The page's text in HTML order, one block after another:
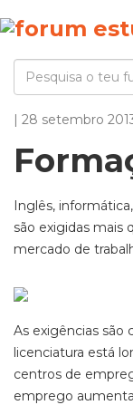
| 28 setembro
Inglês,
são exigidas mais
mercado de
As exigências são
licenciatura está
centros de
emprego